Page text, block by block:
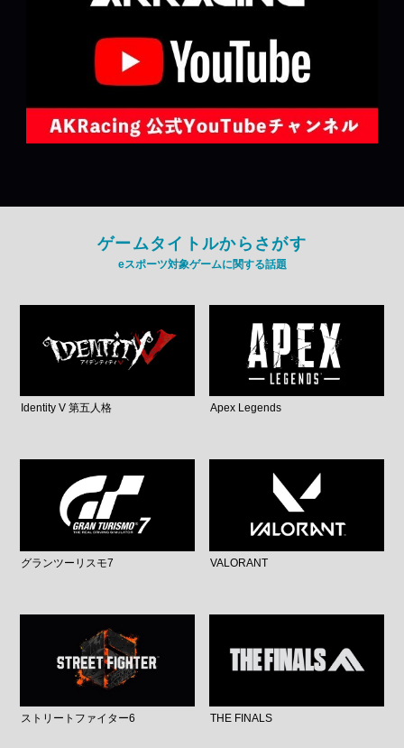
ゲームタイトルからさがす
eスポーツ対象ゲームに関する話題
Identity V 第五人格 Apex Legends
グランツーリスモ7 VALORANT
ストリートファイター6 THE FINALS